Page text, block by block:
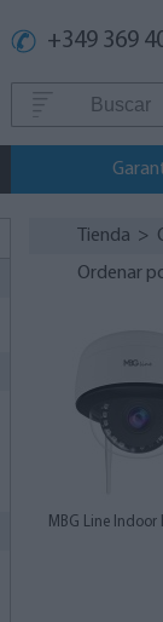
+349 369
Tienda >
Ordenar
MBG Line Indoor